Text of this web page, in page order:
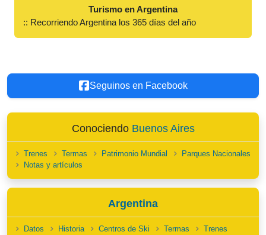
Turismo en Argentina
:: Recorriendo Argentina los 365 días del año
Seguinos en Facebook
Conociendo Buenos Aires
Trenes Termas Patrimonio Mundial
Parques Nacionales
Notas y artículos
Argentina
Datos Historia Centros de Ski Termas Trenes